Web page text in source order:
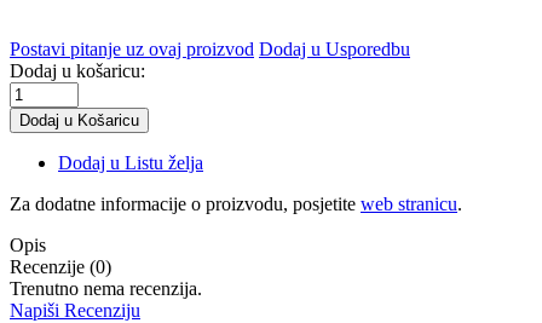
Postavi pitanje uz ovaj proizvod Dodaj u Usporedbu
Dodaj u košaricu:
Dodaj u Listu želja
Za dodatne informacije o proizvodu, posjetite web stranicu.
Opis
Recenzije (0)
Trenutno nema recenzija.
Napiši Recenziju